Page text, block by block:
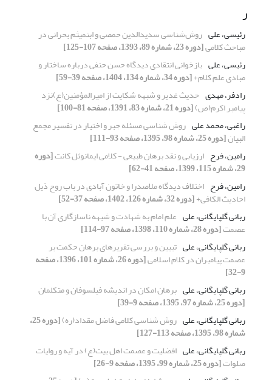
ر
رئیسی، علی روش‌شناسی سدیدالدین حمصی و ابن‏میثم بحرانی در
مباحث کلامی[دوره 23، شماره 89، 1393، صفحه 107-125]
رئیسی، علی بازخوانی انتقادی دیدگاه حسن حنفی درباره‌ ساختار و
مبادی علم کلام+[دوره 34، شماره 134، 1404، صفحه 39-59]
رادفر، مهدی حدیث غدیر و شبهه شکایت از امیرالمؤمنین(ع)نزد
پیامبر اکرم(ص)[دوره 21، شماره 83، 1391، صفحه 81-100]
راغبی، محمد علی روش شناسی مسئله جبر و اختیار در تفسیر مجمع
البیان[دوره 25، شماره 98، 1395، صفحه 93-111]
رامین، فرح ارزیابی و نقد برهان طبیعی - کلامی ایمانوئل کانت[دوره
29، شماره 115، 1399، صفحه 41-62]
رامین، فرح اختلاف دیدگاه ملاصدرا و خاتون آبادی در باب روح ذیل
احادیث الکافی+[دوره 32، شماره 126، 1402، صفحه 37-52]
ربانی گلپایگانی، علی علم امام به شهادت و شبهه ناسازگاری آن با
عصمت[دوره 28، شماره 110، 1398، صفحه 97-114]
ربانی گلپایگانی، علی تبیین و بررسی تقریرهای برهان حکمت بر
عصمت پیامبران در کلام اسلامی [دوره 26، شماره 101، 1396، صفحه
9-32]
ربانی گلپایگانی، علی برهان امکان در اندیشه فیلسوفان و متکلمان
[دوره 25، شماره 97، 1395، صفحه 9-39]
ربانی گلپایگانی، علی روش شناسی کلامی فاضل مقداد(ره) [دوره 25،
شماره 98، 1395، صفحه 113-127]
ربانی گلپایگانی، علی افضلیت و عصمت اهل بیت(ع) در آیه و روایات
صلوات[دوره 25، شماره 99، 1395، صفحه 9-26]